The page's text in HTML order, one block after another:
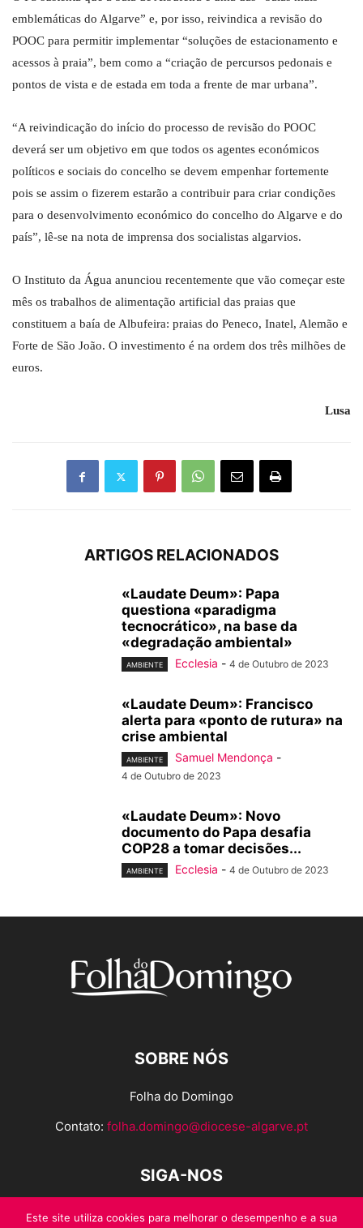
emblemáticas do Algarve” e, por isso, reivindica a revisão do
POOC para permitir implementar “soluções de estacionamento e
acessos à praia”, bem como a “criação de percursos pedonais e
pontos de vista e de estada em toda a frente de mar urbana”.
“A reivindicação do início do processo de revisão do POOC
deverá ser um objetivo em que todos os agentes económicos
políticos e sociais do concelho se devem empenhar fortemente
pois se assim o fizerem estarão a contribuir para criar condições
para o desenvolvimento económico do concelho do Algarve e do
país”, lê-se na nota de imprensa dos socialistas algarvios.
O Instituto da Água anunciou recentemente que vão começar este
mês os trabalhos de alimentação artificial das praias que
constituem a baía de Albufeira: praias do Peneco, Inatel, Alemão e
Forte de São João. O investimento é na ordem dos três milhões de
euros.
Lusa
ARTIGOS RELACIONADOS
«Laudate Deum»: Papa
questiona «paradigma
tecnocrático», na base da
«degradação ambiental»
AMBIENTE Ecclesia - 4 de Outubro de 2023
«Laudate Deum»: Francisco
alerta para «ponto de rutura» na
crise ambiental
AMBIENTE Samuel Mendonça -
4 de Outubro de 2023
«Laudate Deum»: Novo
documento do Papa desafia
COP28 a tomar decisões...
AMBIENTE Ecclesia - 4 de Outubro de 2023
SOBRE NÓS
Folha do Domingo
Contato: folha.domingo@diocese-algarve.pt
SIGA-NOS
Este site utiliza cookies para melhorar o desempenho e a sua